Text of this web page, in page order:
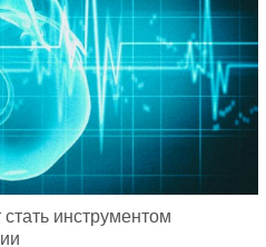
инструментом